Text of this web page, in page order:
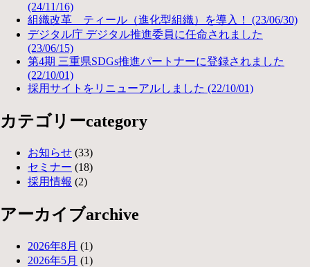
(24/11/16)
組織改革 ティール（進化型組織）を導入！ (23/06/30)
デジタル庁 デジタル推進委員に任命されました
(23/06/15)
第4期 三重県SDGs推進パートナーに登録されました
(22/10/01)
採用サイトをリニューアルしました (22/10/01)
カテゴリーcategory
お知らせ (33)
セミナー (18)
採用情報 (2)
アーカイブarchive
2026年8月 (1)
2026年5月 (1)